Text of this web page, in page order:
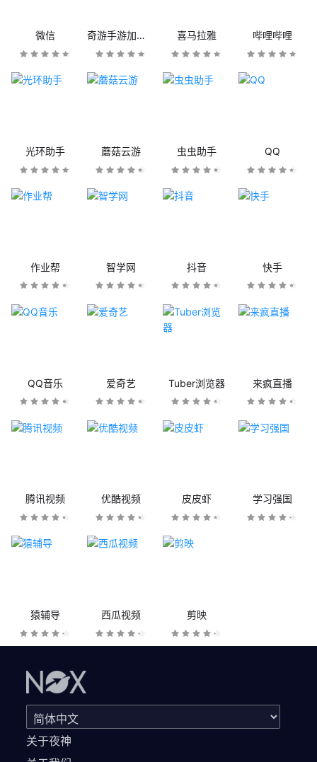
微信 奇游手游加速器 喜马拉雅 哔哩哔哩
光环助手 蘑菇云游 虫虫助手 QQ
作业帮 智学网 抖音 快手
QQ音乐 爱奇艺 Tuber浏览器 来疯直播
腾讯视频 优酷视频 皮皮虾 学习强国
猿辅导 西瓜视频 剪映
关于夜神